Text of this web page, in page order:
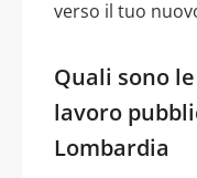
verso il tuo
Quali sono
lavoro
Lombardia